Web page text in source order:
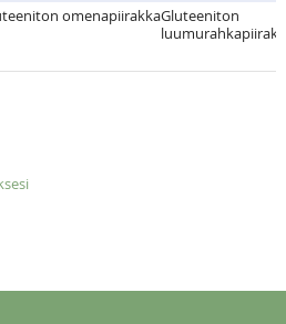
omenapiirakkaGluteeniton